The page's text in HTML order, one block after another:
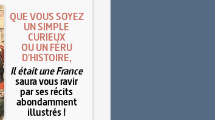
QUE VOUS SOYEZ
UN SIMPLE
CURIEUX
OU UN FÉRU
D'HISTOIRE,
Il était une France
saura vous ravir
par ses récits
abondamment
illustrés !